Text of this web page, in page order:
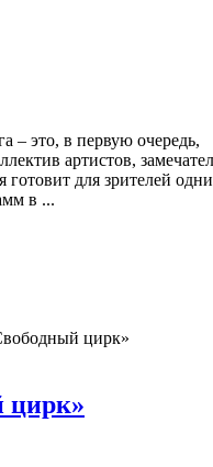
– это, в первую очередь,
артистов,
готовит для зрителей
в ...
цирк»
цирк»